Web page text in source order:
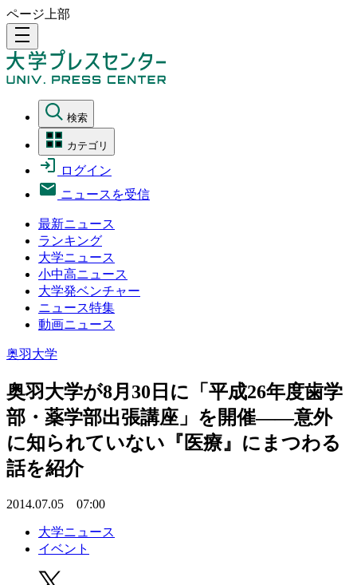
ページ上部
density_medium
検索
カテゴリ
ログイン
ニュースを受信
最新ニュース
ランキング
大学ニュース
小中高ニュース
大学発ベンチャー
ニュース特集
動画ニュース
奥羽大学
奥羽大学が8月30日に「平成26年度歯学
部・薬学部出張講座」を開催――意外
に知られていない『医療』にまつわる
話を紹介
2014.07.05 07:00
大学ニュース
イベント